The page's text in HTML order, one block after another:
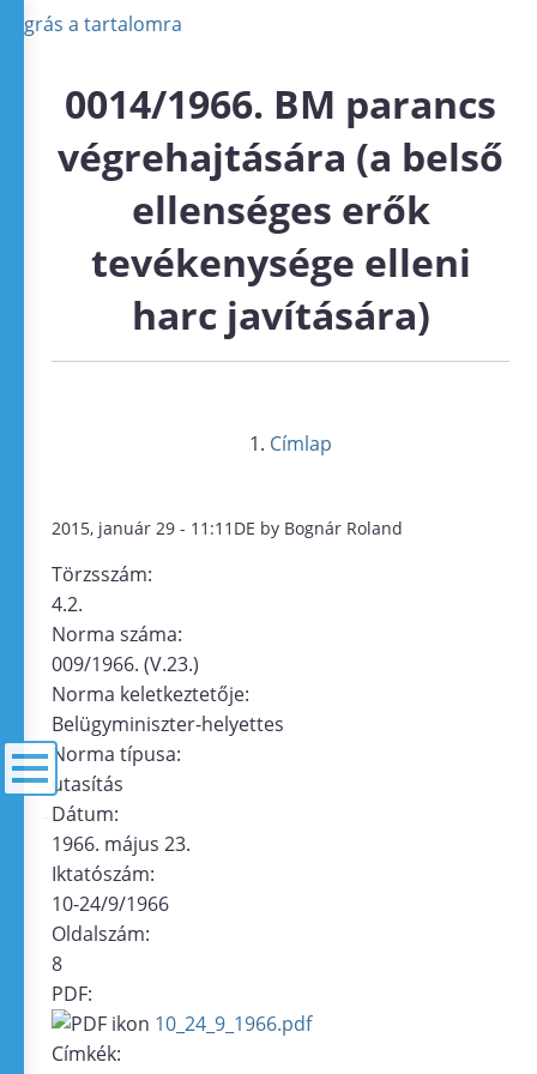
Ugrás a tartalomra
0014/1966. BM parancs
végrehajtására (a belső
ellenséges erők
tevékenysége elleni
harc javítására)
Címlap
2015, január 29 - 11:11DE by Bognár Roland
Törzsszám:
4.2.
Norma száma:
009/1966. (V.23.)
Norma keletkeztetője:
Belügyminiszter-helyettes
Norma típusa:
utasítás
Dátum:
1966. május 23.
Iktatószám:
10-24/9/1966
Oldalszám:
8
PDF:
10_24_9_1966.pdf
Címkék: